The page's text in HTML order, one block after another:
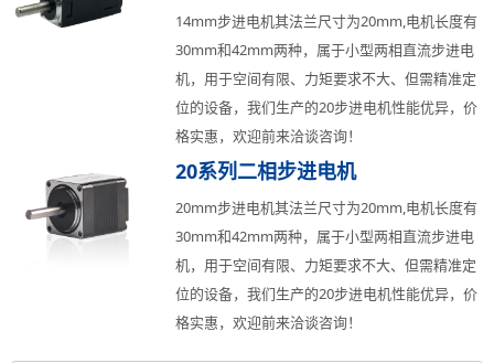
14mm步进电机其法兰尺寸为20mm,电机长度有
30mm和42mm两种，属于小型两相直流步进电
机，用于空间有限、力矩要求不大、但需精准定
位的设备，我们生产的20步进电机性能优异，价
格实惠，欢迎前来洽谈咨询！
20系列二相步进电机
20mm步进电机其法兰尺寸为20mm,电机长度有
30mm和42mm两种，属于小型两相直流步进电
机，用于空间有限、力矩要求不大、但需精准定
位的设备，我们生产的20步进电机性能优异，价
格实惠，欢迎前来洽谈咨询！